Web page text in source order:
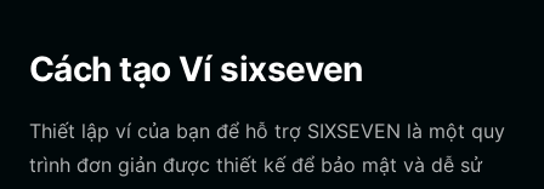
Cách tạo Ví sixseven
Thiết lập ví của bạn để hỗ trợ SIXSEVEN là một quy
trình đơn giản được thiết kế để bảo mật và dễ sử